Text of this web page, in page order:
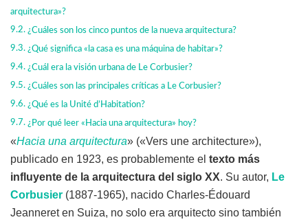
arquitectura»?
¿Cuáles son los cinco puntos de la nueva arquitectura?
¿Qué significa «la casa es una máquina de habitar»?
¿Cuál era la visión urbana de Le Corbusier?
¿Cuáles son las principales críticas a Le Corbusier?
¿Qué es la Unité d’Habitation?
¿Por qué leer «Hacia una arquitectura» hoy?
«Hacia una arquitectura» («Vers une architecture»),
publicado en 1923, es probablemente el texto más
influyente de la arquitectura del siglo XX. Su autor, Le
Corbusier (1887-1965), nacido Charles-Édouard
Jeanneret en Suiza, no solo era arquitecto sino también